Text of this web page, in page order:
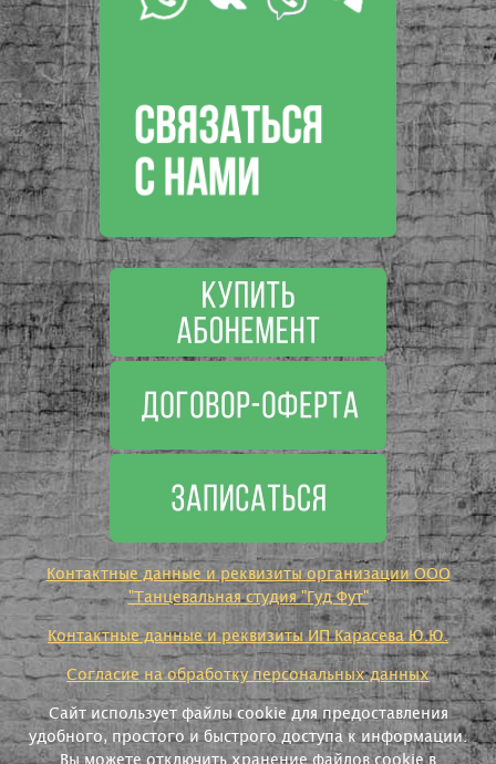
Контактные данные и реквизиты организации ООО
"Танцевальная студия "Гуд Фут"
Контактные данные и реквизиты ИП Карасева Ю.Ю.
Согласие на обработку персональных данных
Сайт использует файлы cookie для предоставления
удобного, простого и быстрого доступа к информации.
Вы можете отключить хранение файлов cookie в